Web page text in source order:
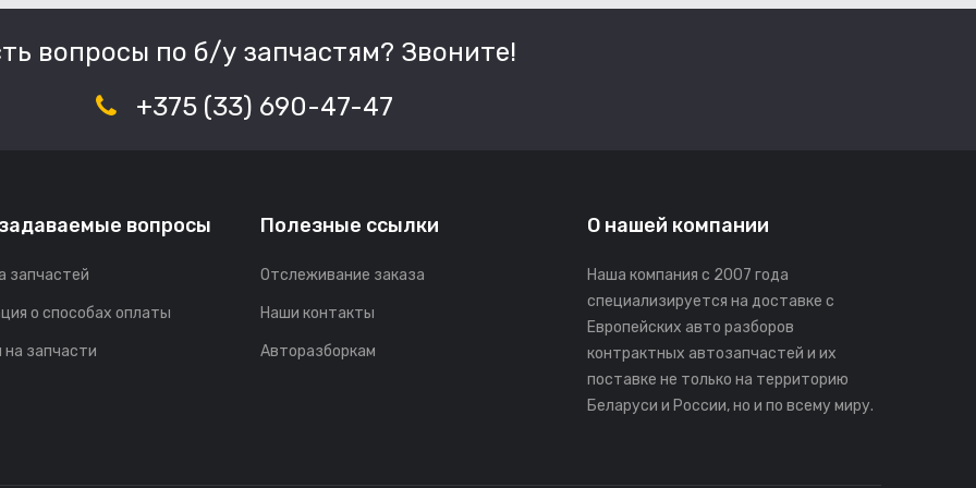
вопросы по б/у запчастям? Звоните!
+375 (33) 690-47-47
вопросы
запчастей
о способах оплаты
на запчасти
Полезные ссылки
Отслеживание заказа
Наши контакты
Авторазборкам
О нашей компании
Наша компания с 2007 года
специализируется на доставке с
Европейских авто разборов
контрактных автозапчастей и их
поставке не только на территорию
Беларуси и России, но и по всему миру.